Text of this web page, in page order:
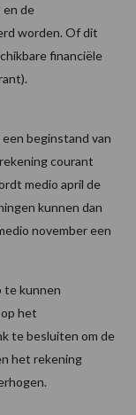
en de
worden. Of dit
financiële
beginstand van
courant
medio april de
kunnen dan
november een
te kunnen
het
te besluiten om de
het rekening